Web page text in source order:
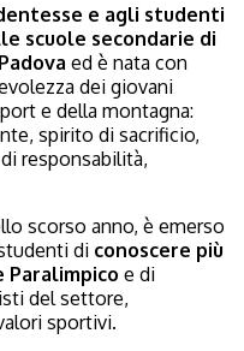
e agli studenti
scuole secondarie di
ed è nata con
dei giovani
e della montagna:
spirito di sacrificio,
responsabilità,
scorso anno, è emerso
di conoscere più
Paralimpico e di
del settore,
sportivi.